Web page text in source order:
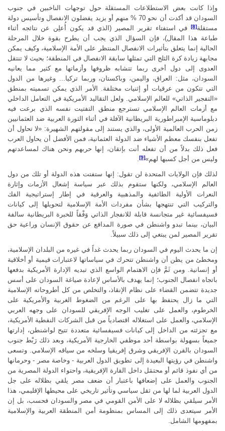
وإذا كانت بعض الاستطلاعات المستقلة حول توجهات الناخبين في جنوب
السودان قد أكدت أن نحو 70 % منهم أو يزيد يفضلون الانفصال وتأسيس دولة
مستقلة[8]
في استفتاء تقرير المصير (الذي قد يكون أُعلِن عن نتائجه أثناء
طباعة هذا المقال)، فإن السؤال الذي يجب أن يطرح بقوة خلال المرحلة
الحالية إنما يتعلق بتأثيرات الانفصال المنتظر على الأمة الإسلامية، وكيف يمكن
مجابهة زيادة كرة الثلج التي تمثلها سابقة الانفصال في المنطقة؛ بحيث لا تنتقل
العدوى إلى دول أخرى ربما تتشابه ظروفها وأزماتها مع كثير مما يعانيه
السودان، مثل: العراق، واليمن، وباكستان، وربما تركيا... وغيرها من الدول
التي تتكون من عرقيات أو إثنيات مختلفة. الأمر الذي يمكن تسميته بمنطق
«التفجير الذاتي» للعالم الإسلامي. ولعل التقاليد الأمريكية في التعامل الداخلي
مع أزمات العالم الإسلامي تسترجع منطق التفتيت نفسه الذي برعت فيه
دبلوماسية الإمبراطورية البريطانية الآفلة في أثناء الثورة العربية ضد العثمانيين
زمن الحرب العالمية الأولى، والذي يستند إلى مقولتهم الشهيرة: «لا تحاول أن
تفعل بنفسك معظم الأشياء ضد الدولة العثمانية، فمن الأفضل أن يحاول العرب
فعل ذلك بدلاً من أن تفعله أنت بإتقان، إنها حربهم ونحن هناك لمساعدتهم
وليس من أجل كسبها لهم»[9]
لذلك فإن الولايات المتحدة لن تقول: إنها ستفتت هذه الدولة أو تلك من دول
العالم الإسلامي، ولكنها ستقوم بذلك عبر سياسة إشعال الأزمات وإثارة
النعرات الأولية الطائفية والمذهبية والعرقية في إطار إستراتيجية الفك
والتركيب التي تنتهجها بشأن مفردات الأمة الإسلامية لتحويلها إلى كيانات
فسيفسائية غير متجانسة قابلة للانفجار الذاتي وَفْقاً للخبرة البريطانية سالفة
البيان، بينما تبدو واشنطن في صورة المدافع عن حقوق الإنسان وراعية حق
تقرير المصير لمن يبتغي إلى ذلك سبيلاً.
إن ما يحدث اليوم في السودان ربما يحدث غداً في غيره من البلدان الإسلامية،
ومخطئ من يظن أن واشنطن تتحرك في سياساتها لاعتبارات قيمية أو أخلاقية
أو إنسانية. ومن ثَمَّ فإن الاهتمام الواسع الذي تبديه الإدارة الأمريكية بدفعها
باتجاه انفصال الجنوب؛ إنما يهدف بالأساس لإعادة صياغة السودان على أسس
جديدة تتضمن القضاء على نظام الإنقاذ، والتخلص من كل أطروحاته الإسلامية
التي ما زال يحتفظ بها على الرغم من الضغوط الغربية والأمريكية على
الخرطوم، والعمل على تغليب الوجه الإفريقي للسودان على وجهه العربي
الإسلامي، والعمل على استغلاله اقتصادياً من قبل الشركات النفطية الأمريكية،
مع تجزئته من الداخل إلى كيانات فسيفسائية متعددة تتيح لواشنطن، إدارتها
جميعاً بسهولة بواسطة أحد موظفي الخارجية الأمريكية، وبعد ذلك رَبْط جنوب
السودان بالقرن الإفريقي وشرق إفريقيا وسلخه من سياقه الإسلامي. وتسعى
واشنطن في رؤيتها البعيدة إلى تطويق الدول العربية - وخاصة مصر - وحرمانها
من أي نفوذ قائم أو محتمَل داخل القارة الإفريقية، واحتواء الدولة المصرية من
الجنوب والعمل على إضعافها باعتبار أن ضعف مصر يلقي بظلاله على جل
الدول العربية لما لها من ثقل سياسي وتأثير تاريخي على محيطها الإقليمي، هذا
الأمر سيلقي بظلاله لا على الأمن القومي في مصر والسودان فحسب، بل إن
الأمر سيتعدى ذلك إلى المساس بمنظومة أمن المنطقة العربية والإسلامية
بمفهومها الشامل.